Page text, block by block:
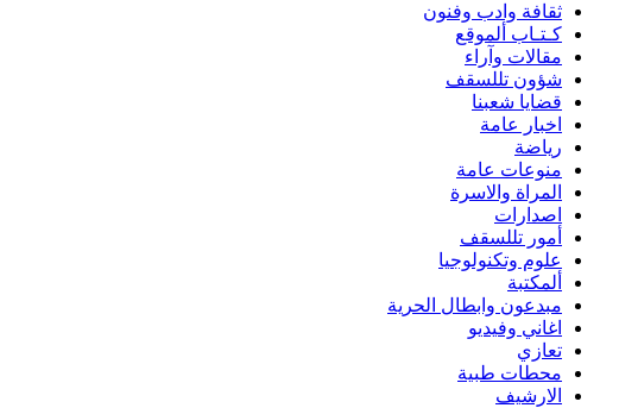
ثقافة وادب وفنون
كـتـاب ألموقع
مقالات وآراء
شؤون تللسقف
قضايا شعبنا
اخبار عامة
رياضة
منوعات عامة
المراة والاسرة
اصدارات
أمور تللسقف
علوم وتكنولوجيا
ألمكتبة
مبدعون وابطال الحرية
اغاني وفيديو
تعازي
محطات طبية
الارشيف